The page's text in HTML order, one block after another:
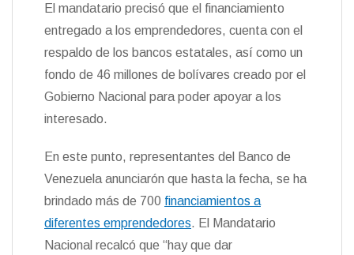
El mandatario precisó que el financiamiento
entregado a los emprendedores, cuenta con el
respaldo de los bancos estatales, así como un
fondo de 46 millones de bolívares creado por el
Gobierno Nacional para poder apoyar a los
interesado.
En este punto, representantes del Banco de
Venezuela anunciarón que hasta la fecha, se ha
brindado más de 700 financiamientos a
diferentes emprendedores. El Mandatario
Nacional recalcó que “hay que dar